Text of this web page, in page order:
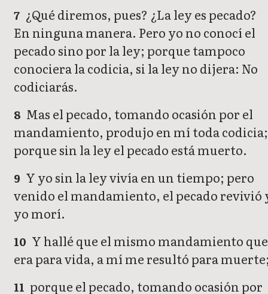
7 ¿Qué diremos, pues? ¿La ley es pecado?
En ninguna manera. Pero yo no conocí el
pecado sino por la ley; porque tampoco
conociera la codicia, si la ley no dijera: No
codiciarás.
8 Mas el pecado, tomando ocasión por el
mandamiento, produjo en mí toda codicia;
porque sin la ley el pecado está muerto.
9 Y yo sin la ley vivía en un tiempo; pero
venido el mandamiento, el pecado revivió
yo morí.
10 Y hallé que el mismo mandamiento que
era para vida, a mí me resultó para
11 porque el pecado, tomando ocasión por